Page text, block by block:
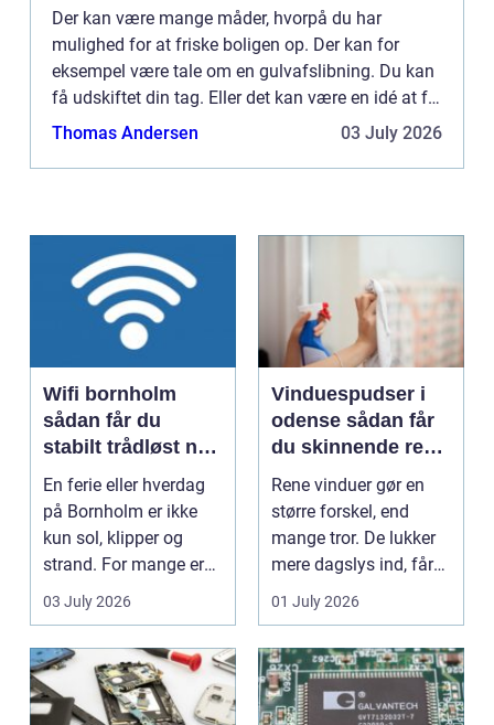
Der kan være mange måder, hvorpå du har
mulighed for at friske boligen op. Der kan for
eksempel være tale om en gulvafslibning. Du kan
få udskiftet din tag. Eller det kan være en idé at få
nye døre. På klarwindows.co.uk har du mulighed
Thomas Andersen 03 July 2026
Wifi bornholm
sådan får du
stabilt trådløst net
på klippeøen
En ferie eller hverdag
på Bornholm er ikke
kun sol, klipper og
strand. For mange er
en stabil intern...
03 July 2026
Vinduespudser i
odense sådan får
du skinnende rene
ruder året rundt
Rene vinduer gør en
større forskel, end
mange tror. De lukker
mere dagslys ind, får
hjem og erhvervs...
01 July 2026